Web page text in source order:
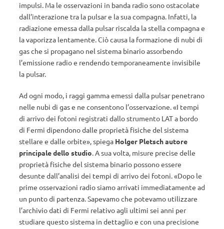
impulsi. Ma le osservazioni in banda radio sono ostacolate
dall’interazione tra la pulsar e la sua compagna. Infatti, la
radiazione emessa dalla pulsar riscalda la stella compagna e
la vaporizza lentamente. Ciò causa la formazione di nubi di
gas che si propagano nel sistema binario assorbendo
l’emissione radio e rendendo temporaneamente invisibile
la pulsar.
Ad ogni modo, i raggi gamma emessi dalla pulsar penetrano
nelle nubi di gas e ne consentono l’osservazione. «I tempi
di arrivo dei fotoni registrati dallo strumento LAT a bordo
di Fermi dipendono dalle proprietà fisiche del sistema
stellare e dalle orbite», spiega Holger Pletsch autore
principale dello studio. A sua volta, misure precise delle
proprietà fisiche del sistema binario possono essere
desunte dall’analisi dei tempi di arrivo dei fotoni. «Dopo le
prime osservazioni radio siamo arrivati immediatamente ad
un punto di partenza. Sapevamo che potevamo utilizzare
l’archivio dati di Fermi relativo agli ultimi sei anni per
studiare questo sistema in dettaglio e con una precisione